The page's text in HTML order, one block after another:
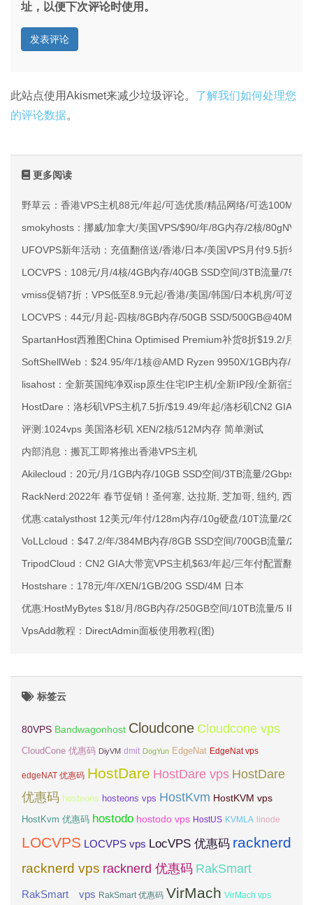
址，以便下次评论时使用。
此站点使用Akismet来减少垃圾评论。 了解我们如何处理您
的评论数据。
更多阅读
野草云：香港VPS主机88元/年起/可选优质/精品网络/可选100M不
smokyhosts：挪威/加拿大/美国VPS/$90/年/8G内存/2核/
UFOVPS新年活动：充值翻倍送/香港/日本/美国VPS月付9.5折年
LOCVPS：108元/月/4核/4GB内存/40GB SSD空间/3TB流量/
vmiss促销7折：VPS低至8.9元起/香港/美国/韩国/日本机房/可选
LOCVPS：44元/月起-四核/8GB内存/50GB SSD/
SpartanHost西雅图China Optimised Premium补货8折$19.2/月起
SoftShellWeb：$24.95/年/1核@AMD Ryzen 9950X/1GB内存/
lisahost：全新英国纯净双isp原生住宅IP主机/全新IP段/全新宿主机
HostDare：洛杉矶VPS主机7.5折/$19.49/年起/洛杉矶CN2 GIA/日
评测:1024vps 美国洛杉矶 XEN/2核/512M内存 简单测试
内部消息：搬瓦工即将推出香港VPS主机
Akilecloud：20元/月/1GB内存/10GB SSD空间/3TB流量/2Gbps端
RackNerd:2022年 春节促销！圣何塞, 达拉斯, 芝加哥, 纽约, 西雅
优惠:catalysthost 12美元/年付/128m内存/10g硬盘/10T流量/2G端
VoLLcloud：$47.2/年/384MB内存/8GB SSD空间/700GB流量/
TripodCloud：CN2 GIA大带宽VPS主机$63/年起/三年付配置翻倍/
Hostshare：178元/年/XEN/1GB/20G SSD/4M 日本
优惠:HostMyBytes $18/月/8GB内存/250GB空间/10TB流量/5 IP/
VpsAdd教程：DirectAdmin面板使用教程(图)
标签云
80VPS Bandwagonhost Cloudcone Cloudcone vps
CloudCone 优惠码 DiyVM dmit DogYun EdgeNat EdgeNat vps
edgeNAT 优惠码 HostDare HostDare vps HostDare
优惠码 hosteons hosteons vps HostKvm HostKVM vps
HostKvm 优惠码 hostodo hostodo vps HostUS KVMLA linode
LOCVPS LOCVPS vps LocVPS 优惠码 racknerd
racknerd vps racknerd 优惠码 RakSmart
RakSmart vps RakSmart 优惠码 VirMach VirMach vps